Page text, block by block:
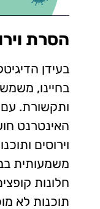
הסרת
בעידן
בחיינו,
ותקשורת.
האינטרנט
וירוסים
משמעותית
חלונות
תוכנות לא